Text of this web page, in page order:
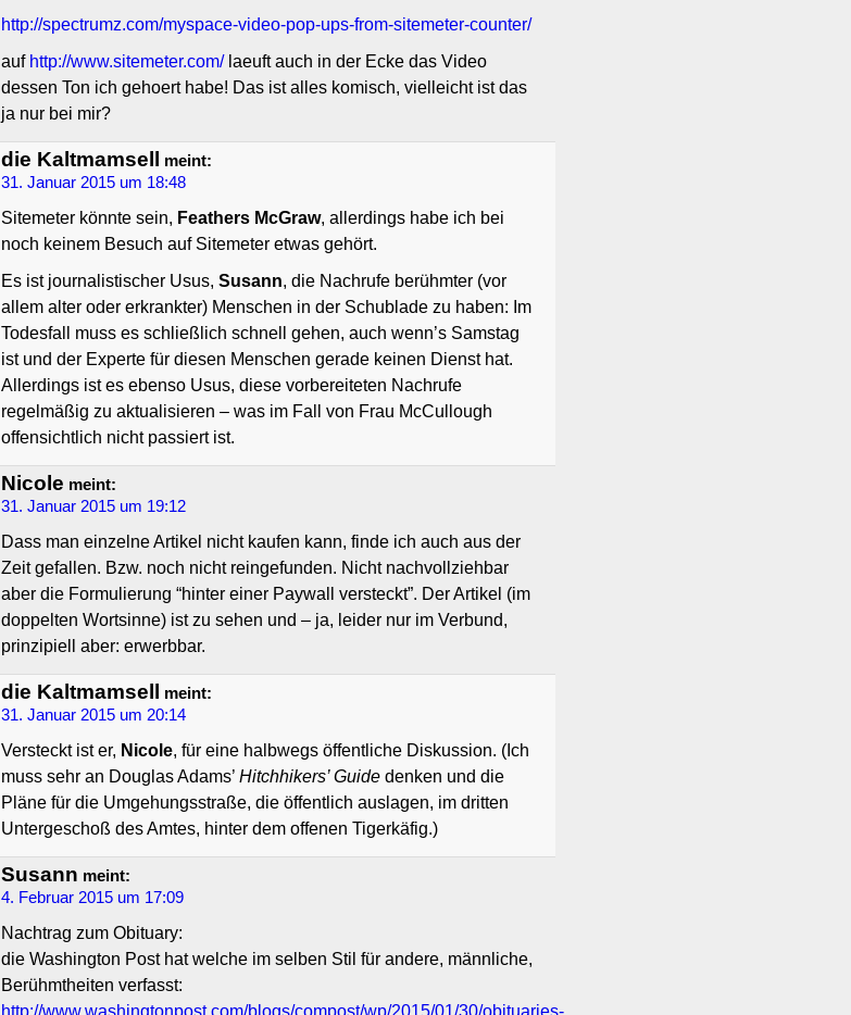
http://spectrumz.com/myspace-video-pop-ups-from-sitemeter-counter/
auf http://www.sitemeter.com/laeuft auch in der Ecke das Video
dessen Ton ich gehoert habe! Das ist alles komisch, vielleicht ist das
ja nur bei mir?
die Kaltmamsell
meint:
31. Januar 2015 um 18:48
Sitemeter könnte sein, Feathers McGraw, allerdings habe ich bei
noch keinem Besuch auf Sitemeter etwas gehört.
Es ist journalistischer Usus, Susann, die Nachrufe berühmter (vor
allem alter oder erkrankter) Menschen in der Schublade zu haben: Im
Todesfall muss es schließlich schnell gehen, auch wenn’s Samstag
ist und der Experte für diesen Menschen gerade keinen Dienst hat.
Allerdings ist es ebenso Usus, diese vorbereiteten Nachrufe
regelmäßig zu aktualisieren – was im Fall von Frau McCullough
offensichtlich nicht passiert ist.
Nicole meint:
31. Januar 2015 um 19:12
Dass man einzelne Artikel nicht kaufen kann, finde ich auch aus der
Zeit gefallen. Bzw. noch nicht reingefunden. Nicht nachvollziehbar
aber die Formulierung “hinter einer Paywall versteckt”. Der Artikel (im
doppelten Wortsinne) ist zu sehen und – ja, leider nur im Verbund,
prinzipiell aber: erwerbbar.
die Kaltmamsell
meint:
31. Januar 2015 um 20:14
Versteckt ist er, Nicole, für eine halbwegs öffentliche Diskussion. (Ich
muss sehr an Douglas Adams’ Hitchhikers’ Guide denken und die
Pläne für die Umgehungsstraße, die öffentlich auslagen, im dritten
Untergeschoß des Amtes, hinter dem offenen Tigerkäfig.)
Susann meint:
4. Februar 2015 um 17:09
Nachtrag zum Obituary:
die Washington Post hat welche im selben Stil für andere, männliche,
Berühmtheiten verfasst:
http://www.washingtonpost.com/blogs/compost/wp/2015/01/30/obituaries-